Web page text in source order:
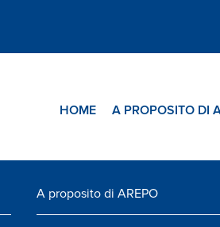
HOME A PROPOSITO DI
A proposito di AREPO